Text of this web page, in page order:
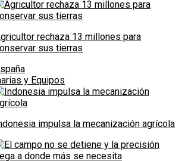
rechaza 13 millones para
sus tierras
y Equipos
impulsa la mecanización agrícola